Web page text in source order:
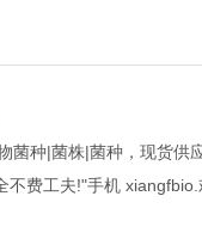
菌种|菌株|菌种，现货供
不费工夫!"手机